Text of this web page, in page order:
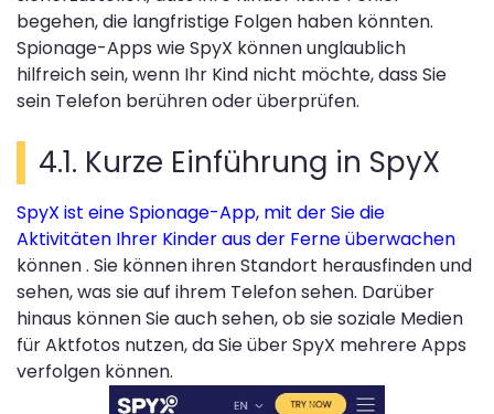
begehen, die langfristige Folgen haben könnten.
Spionage-Apps wie SpyX können unglaublich
hilfreich sein, wenn Ihr Kind nicht möchte, dass Sie
sein Telefon berühren oder überprüfen.
4.1. Kurze Einführung in SpyX
SpyX ist eine Spionage-App, mit der Siedie
Aktivitäten Ihrer Kinder aus der Ferne überwachen
können . Sie können ihren Standort herausfinden und
sehen, was sie auf ihrem Telefon sehen. Darüber
hinaus können Sie auch sehen, ob sie soziale Medien
für Aktfotos nutzen, da Sie über SpyX mehrere Apps
verfolgen können.